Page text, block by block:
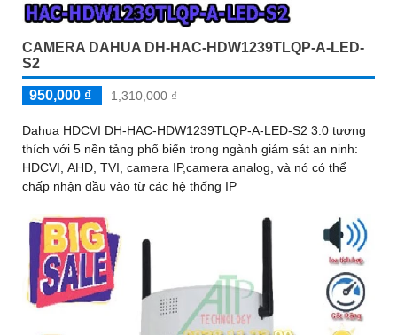
CAMERA DAHUA DH-HAC-HDW1239TLQP-A-LED-
S2
950,000 ₫ 1,310,000 ₫
Dahua HDCVI DH-HAC-HDW1239TLQP-A-LED-S2 3.0 tương
thích với 5 nền tảng phổ biến trong ngành giám sát an ninh:
HDCVI, AHD, TVI, camera IP,camera analog, và nó có thể
chấp nhận đầu vào từ các hệ thống IP